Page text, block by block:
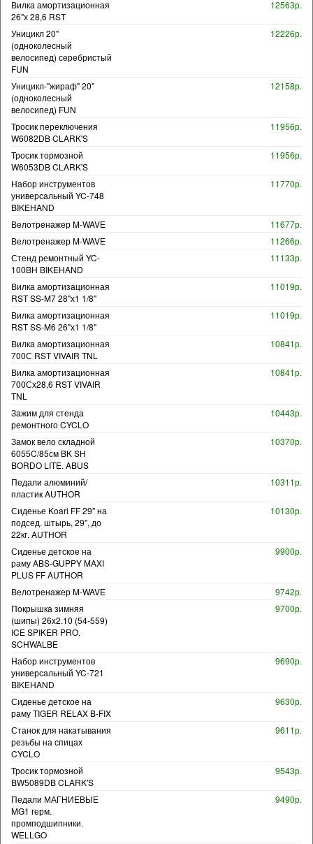
Вилка амортизационная
26"х 28,6 RST
12563р.
Уницикл 20"
(одноколесный
велосипед) серебристый
FUN
12226р.
Уницикл-"жираф" 20"
(одноколесный
велосипед) FUN
12158р.
Тросик переключения
W6082DB CLARK'S
11956р.
Тросик тормозной
W6053DB CLARK'S
11956р.
Набор инструментов
универсальный YC-748
BIKEHAND
11770р.
Велотренажер M-WAVE
11677р.
Велотренажер M-WAVE
11266р.
Стенд ремонтный YC-
100BH BIKEHAND
11133р.
Вилка амортизационная
RST SS-M7 28"х1 1/8"
11019р.
Вилка амортизационная
RST SS-M6 26"х1 1/8"
11019р.
Вилка амортизационная
700С RST VIVAIR TNL
10841р.
Вилка амортизационная
700Сх28,6 RST VIVAIR
TNL
10841р.
Зажим для стенда
ремонтного CYCLO
10443р.
Замок вело складной
6055C/85см BK SH
BORDO LITE. ABUS
10370р.
Педали алюминий/
пластик AUTHOR
10311р.
Сиденье Koari FF 29" на
подсед. штырь, 29", до
22кг. AUTHOR
10130р.
Сиденье детское на
раму ABS-GUPPY MAXI
PLUS FF AUTHOR
9900р.
Велотренажер M-WAVE
9742р.
Покрышка зимняя
(шипы) 26x2.10 (54-559)
ICE SPIKER PRO.
SCHWALBE
9700р.
Набор инструментов
универсальный YC-721
BIKEHAND
9690р.
Сиденье детское на
раму TIGER RELAX B-FIX
9630р.
Станок для накатывания
резьбы на спицах
CYCLO
9611р.
Тросик тормозной
BW5089DB CLARK'S
9543р.
Педали МАГНИЕВЫЕ
MG1 герм.
промподшипники.
WELLGO
9490р.